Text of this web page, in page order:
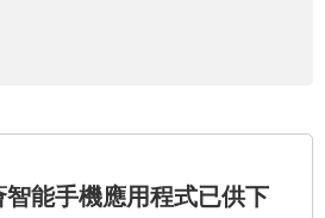
智能手機應用程式已供下